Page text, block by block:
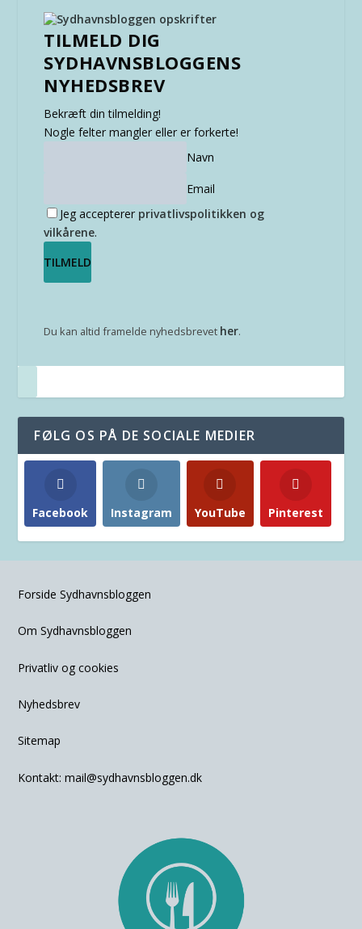
TILMELD DIG
SYDHAVNSBLOGGENS
NYHEDSBREV
Bekræft din tilmelding!
Nogle felter mangler eller er forkerte!
Navn
Email
Jeg accepterer privatlivspolitikken og
vilkårene.
Du kan altid framelde nyhedsbrevet her.
FØLG OS PÅ DE SOCIALE MEDIER
Facebook Instagram YouTube Pinterest
Forside Sydhavnsbloggen
Om Sydhavnsbloggen
Privatliv og cookies
Nyhedsbrev
Sitemap
Kontakt:mail@sydhavnsbloggen.dk